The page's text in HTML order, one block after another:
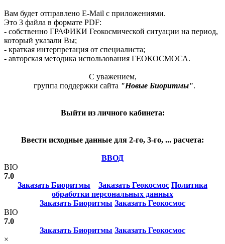
Вам будет отправлено E-Mail c приложениями.
Это 3 файла в формате PDF:
- собственно ГРАФИКИ Геокосмической ситуации на период,
который указали Вы;
- краткая интерпретация от специалиста;
- авторская методика использования ГЕОКОСМОСА.
С уважением,
группа поддержки сайта "Новые Биоритмы".
Выйти из личного кабинета:
Ввести исходные данные для 2-го, 3-го, ... расчета:
ВВОД
BIO
7.0
Заказать Биоритмы
Заказать Геокосмос Политика
обработки персональных данных
Заказать Биоритмы Заказать Геокосмос
BIO
7.0
Заказать Биоритмы Заказать Геокосмос
×